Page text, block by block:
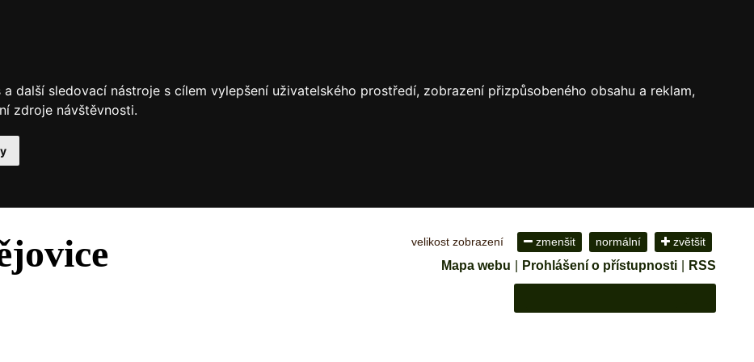
další sledovací nástroje s cílem vylepšení uživatelského prostředí, zobrazení přizpůsobeného obsahu a reklam,
zdroje návštěvnosti.
velikost zobrazení zmenšit normální zvětšit
Mapa webu Prohlášení o přístupnosti RSS